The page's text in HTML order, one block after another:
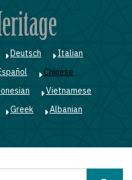
Deutsch
Italian
Chinese
Vietnamese
Greek
Albanian